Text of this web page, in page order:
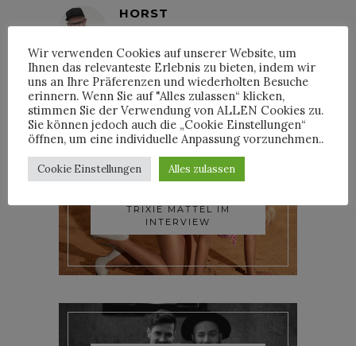
HORST
INTERVIEWS
TRIXIE MATTEL IM
INTERVIEW
Wir verwenden Cookies auf unserer Website, um
Ihnen das relevanteste Erlebnis zu bieten, indem wir
uns an Ihre Präferenzen und wiederholten Besuche
erinnern. Wenn Sie auf "Alles zulassen“ klicken,
stimmen Sie der Verwendung von ALLEN Cookies zu.
Sie können jedoch auch die „Cookie Einstellungen“
öffnen, um eine individuelle Anpassung vorzunehmen..
Cookie Einstellungen Alles zulassen